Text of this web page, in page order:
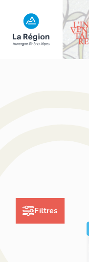
Filtres